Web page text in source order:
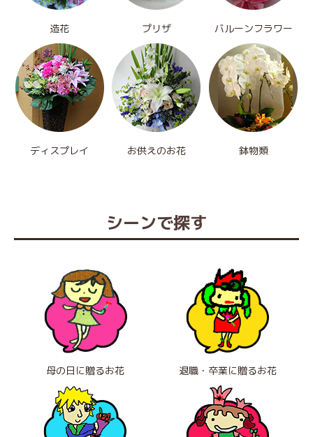
造花 プリザ バルーンフラワー
ディスプレイ お供えのお花 鉢物類
シーンで探す
母の日に贈るお花 退職・卒業に贈るお花